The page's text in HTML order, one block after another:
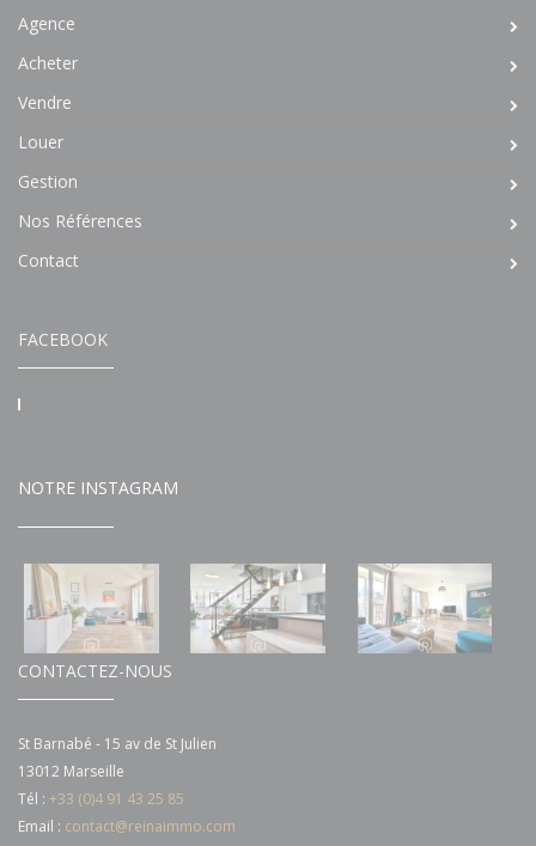
Agence
Acheter
Vendre
Louer
Gestion
Nos Références
Contact
FACEBOOK
NOTRE INSTAGRAM
CONTACTEZ-NOUS
St Barnabé - 15 av de St Julien
13012 Marseille
Tél : +33 (0)4 91 43 25 85
Email : contact@reinaimmo.com